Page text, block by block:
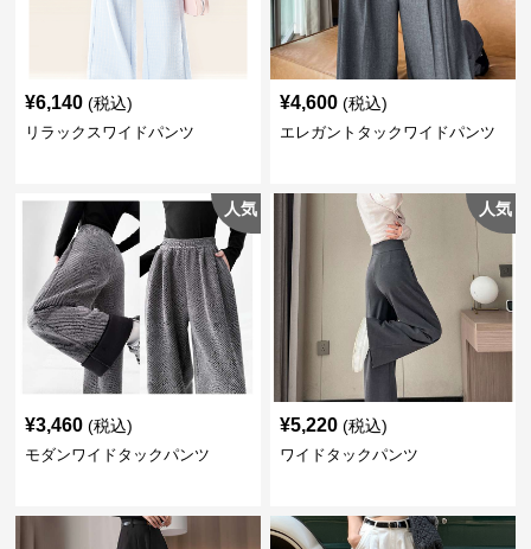
¥6,140 (税込)
リラックスワイドパンツ
¥4,600 (税込)
エレガントタックワイドパンツ
人気
¥3,460 (税込)
モダンワイドタックパンツ
人気
¥5,220 (税込)
ワイドタックパンツ